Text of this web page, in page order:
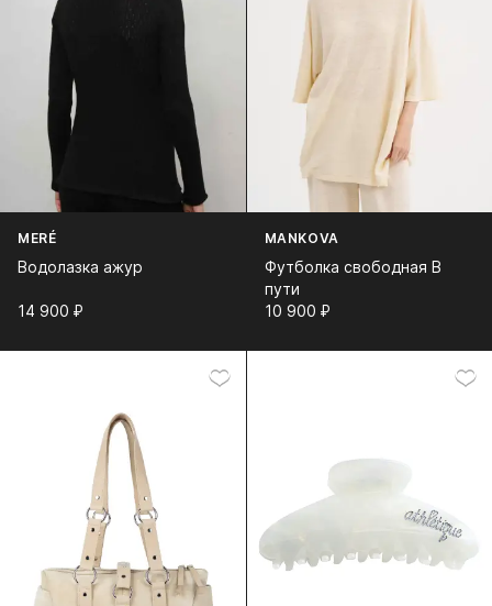
MERÉ
Водолазка ажур
14 900⁠ ⁠₽
MANKOVA
Футболка свободная В
пути
10 900⁠ ⁠₽